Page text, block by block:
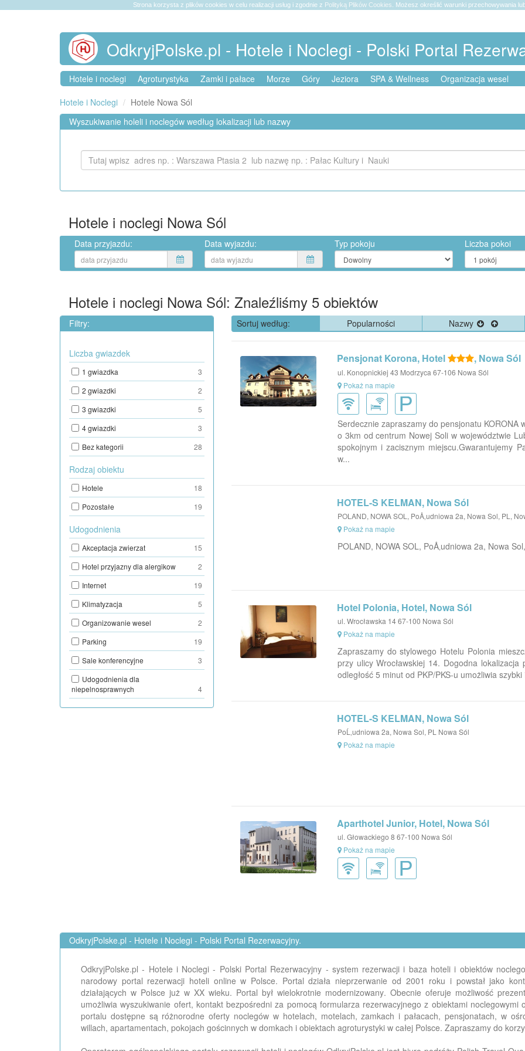
Strona korzysta z plików cookies w celu realizacji usług i zgodnie z Polityką Plików Cookies . Możesz określić warunki przechowywania
OdkryjPolske.pl - Hotele i Noclegi - Polski Portal
Hotele i noclegi Agroturystyka Zamki i pałace Morze Góry Jeziora SPA & Wellness
Organizacja wesel
Hotele i Noclegi
Hotele Nowa Sól
Wyszukiwanie holeli i noclegów według lokalizacji lub nazwy
Hotele i noclegi Nowa Sól
Data przyjazdu: Data wyjazdu: Typ pokoju Liczba pokoi
Hotele i noclegi Nowa Sól: Znaleźliśmy 5 obiektów
Filtry:
Liczba gwiazdek
1 gwiazdka
3
2 gwiazdki
2
3 gwiazdki
5
4 gwiazdki
3
Bez kategorii
28
Rodzaj obiektu
Hotele
18
Pozostałe
19
Udogodnienia
Akceptacja zwierzat
15
Hotel przyjazny dla alergikow
2
Internet
19
Klimatyzacja
5
Organizowanie wesel
2
Parking
19
Sale konferencyjne
3
Udogodnienia dla
niepelnosprawnych
4
Sortuj według: Popularności Nazwy
Pensjonat Korona, Hotel , Nowa Sól
ul. Konopnickiej 43 Modrzyca 67-106 Nowa Sól
Pokaż na mapie
Serdecznie zapraszamy do pensjonatu KORONA
o 3km od centrum Nowej Soli w województwie
spokojnym i zacisznym miejscu.Gwarantujemy
w...
HOTEL-S KELMAN, Nowa Sól
POLAND, NOWA SOL, PoÅ‚udniowa 2a, Nowa Sol, PL,
Pokaż na mapie
POLAND, NOWA SOL, PoÅ‚udniowa 2a, Nowa
Hotel Polonia, Hotel, Nowa Sól
ul. Wrocławska 14 67-100 Nowa Sól
Pokaż na mapie
Zapraszamy do stylowego Hotelu Polonia
przy ulicy Wrocławskiej 14. Dogodna
odległość 5 minut od PKP/PKS-u umożliwia szybki
HOTEL-S KELMAN, Nowa Sól
PoĹ‚udniowa 2a, Nowa Sol, PL Nowa Sól
Pokaż na mapie
Aparthotel Junior, Hotel, Nowa Sól
ul. Głowackiego 8 67-100 Nowa Sól
Pokaż na mapie
OdkryjPolske.pl - Hotele i Noclegi - Polski Portal Rezerwacyjny.
OdkryjPolske.pl - Hotele i Noclegi - Polski Portal Rezerwacyjny - system rezerwacji i baza hoteli i obiektów
narodowy portal rezerwacji hoteli online w Polsce. Portal działa nieprzerwanie od 2001 roku i powstał jako
działających w Polsce już w XX wieku. Portal był wielokrotnie modernizowany. Obecnie oferuje możliwość
umożliwia wyszukiwanie ofert, kontakt bezpośredni za pomocą formularza rezerwacyjnego z obiektami
portalu dostępne są różnorodne oferty noclegów w hotelach, motelach, zamkach i pałacach, pensjonatach, w
willach, apartamentach, pokojach gościnnych w domkach i obiektach agroturystyki w całej Polsce. Zapraszamy do